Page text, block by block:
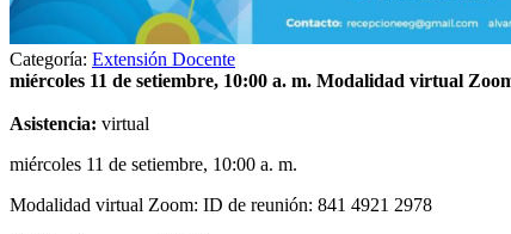
Categoría: Extensión Docente
miércoles 11 de setiembre, 10:00 a. m. Modalidad virtual
Asistencia: virtual
miércoles 11 de setiembre, 10:00 a. m.
Modalidad virtual Zoom: ID de reunión: 841 4921 2978